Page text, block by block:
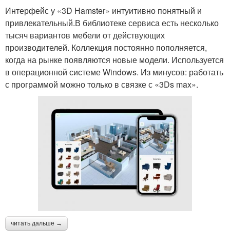
Интерфейс у «3D Hamster» интуитивно понятный и
привлекательный.В библиотеке сервиса есть несколько
тысяч вариантов мебели от действующих
производителей. Коллекция постоянно пополняется,
когда на рынке появляются новые модели. Используется
в операционной системе Windows. Из минусов: работать
с программой можно только в связке с «3Ds max».
читать дальше →